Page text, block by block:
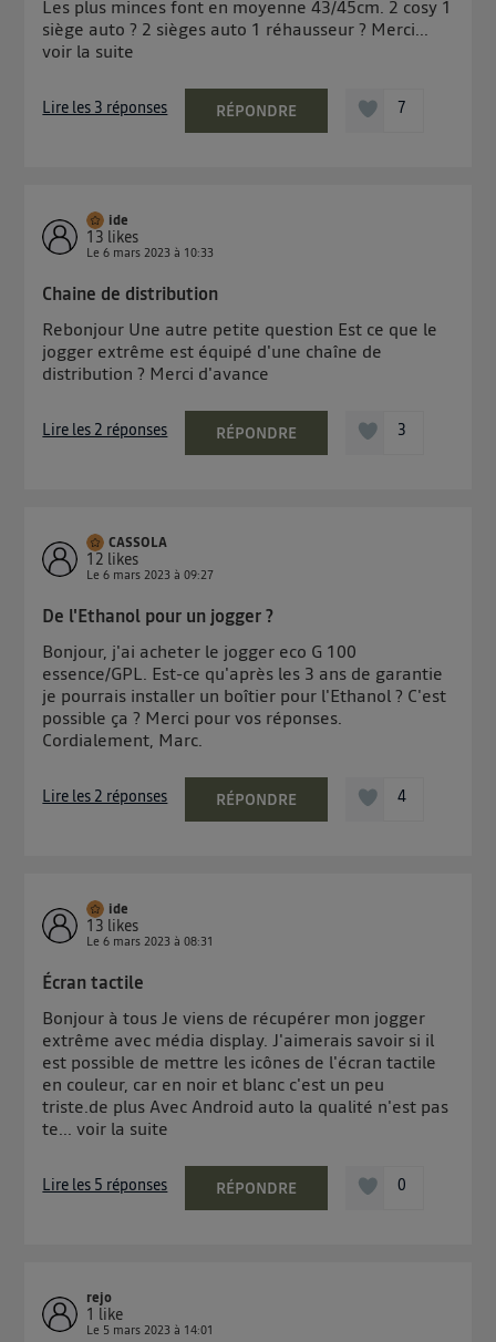
Les plus minces font en moyenne 43/45cm. 2 cosy 1
siège auto ? 2 sièges auto 1 réhausseur ? Merci...
voir la suite
Lire les 3 réponses RÉPONDRE 7
ide
13 likes
Le6 mars 2023 à 10:33
Chaine de distribution
Rebonjour Une autre petite question Est ce que le
jogger extrême est équipé d'une chaîne de
distribution ? Merci d'avance
Lire les 2 réponses RÉPONDRE 3
CASSOLA
12 likes
Le6 mars 2023 à09:27
De l'Ethanol pour un jogger ?
Bonjour, j'ai acheter le jogger eco G 100
essence/GPL. Est-ce qu'après les 3 ans de garantie
je pourrais installer un boîtier pour l'Ethanol ? C'est
possible ça ? Merci pour vos réponses.
Cordialement, Marc.
Lire les 2 réponses RÉPONDRE 4
ide
13 likes
Le6 mars 2023 à08:31
Écran tactile
Bonjour à tous Je viens de récupérer mon jogger
extrême avec média display. J'aimerais savoir si il
est possible de mettre les icônes de l'écran tactile
en couleur, car en noir et blanc c'est un peu
triste.de plus Avec Android auto la qualité n'est pas
te...voir la suite
Lire les 5 réponses RÉPONDRE 0
rejo
1 like
Le 5 mars 2023 à 14:01